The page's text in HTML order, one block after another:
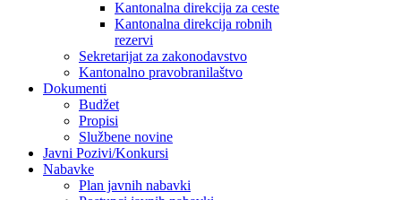
Kantonalna direkcija za ceste
Kantonalna direkcija robnih
rezervi
Sekretarijat za zakonodavstvo
Kantonalno pravobranilaštvo
Dokumenti
Budžet
Propisi
Službene novine
Javni Pozivi/Konkursi
Nabavke
Plan javnih nabavki